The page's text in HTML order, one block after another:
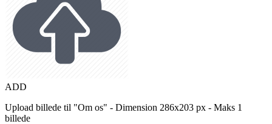
ADD
Upload billede til "Om os" - Dimension 286x203 px - Maks 1
billede